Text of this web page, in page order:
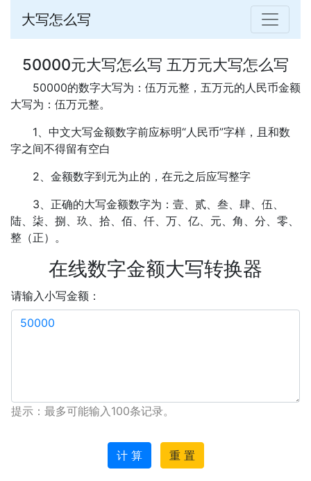
大写怎么写
50000元大写怎么写 五万元大写怎么写
50000的数字大写为：伍万元整，五万元的人民币金额
大写为：伍万元整。
1、中文大写金额数字前应标明“人民币”字样，且和数
字之间不得留有空白
2、金额数字到元为止的，在元之后应写整字
3、正确的大写金额数字为：壹、贰、叁、肆、伍、
陆、柒、捌、玖、拾、佰、仟、万、亿、元、角、分、零、
整（正）。
在线数字金额大写转换器
请输入小写金额：
提示：最多可能输入100条记录。
计 算 重 置